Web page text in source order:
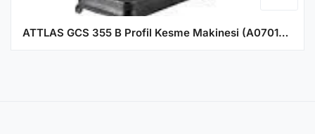
ATTLAS GCS 355 B Profil Kesme Makinesi (A0701013)